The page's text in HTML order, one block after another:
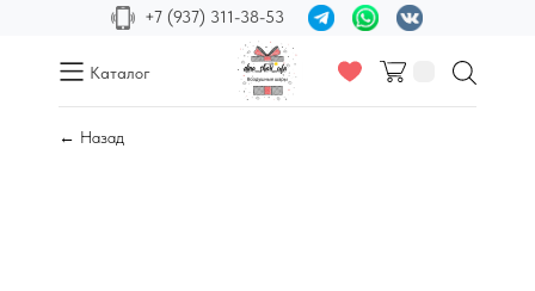
+7 (937) 311-38-53
Каталог
← Назад